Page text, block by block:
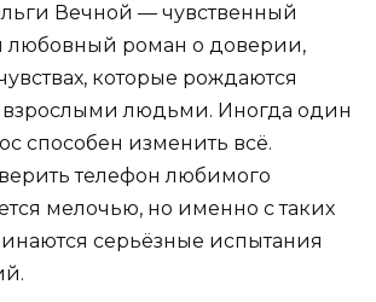
Вечной — чувственный
любовный роман о доверии,
которые рождаются
людьми. Иногда один
способен изменить всё.
телефон любимого
мелочью, но именно с таких
серьёзные испытания